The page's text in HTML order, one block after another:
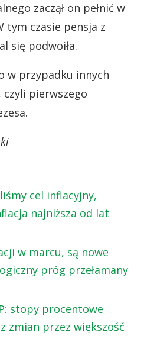
zaczął on pełnić w
tym czasie pensja z
się podwoiła.
w przypadku innych
czyli pierwszego
cel inflacyjny,
najniższa od lat
w marcu, są nowe
próg przełamany
stopy procentowe
zmian przez większość